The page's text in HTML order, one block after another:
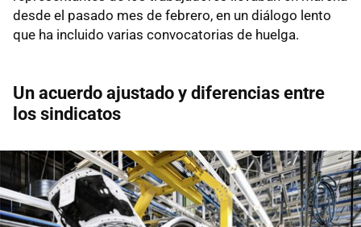
desde el pasado mes de febrero, en un diálogo lento
que ha incluido varias convocatorias de huelga.
Un acuerdo ajustado y diferencias entre
los sindicatos